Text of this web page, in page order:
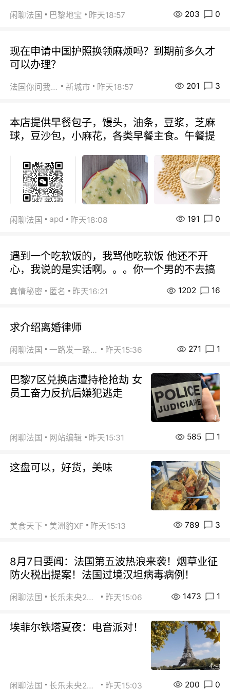
闲聊法国 巴黎地宝 昨天18:57 203 0
现在申请中国护照换领麻烦吗？到期前多久才
可以办理？
法国你问我答 新城市 昨天18:57 201 3
本店提供早餐包子，馒头，油条，豆浆，芝麻
球，豆沙包，小麻花，各类早餐主食。午餐提
闲聊法国 apd 昨天18:08 191 0
遇到一个吃软饭的，我骂他吃软饭 他还不开
心，我说的是实话啊。。。你一个男的不去搞
真情秘密 匿名 昨天16:21 1202 16
求介绍离婚律师
闲聊法国 一路发一路发 昨天15:36 271 1
巴黎7区兑换店遭持枪抢劫 女
员工奋力反抗后嫌犯逃走
闲聊法国 网站编辑 昨天15:31 585 1
这盘可以，好货，美味
美食天下 美洲豹XF 昨天15:13 789 3
8月7日要闻：法国第五波热浪来袭！烟草业征
防火税出提案！法国过境汉坦病毒病例！
闲聊法国 长乐未央2015 昨天15:06 1473 1
埃菲尔铁塔夏夜：电音派对！
闲聊法国 长乐未央2015 昨天15:03 200 0